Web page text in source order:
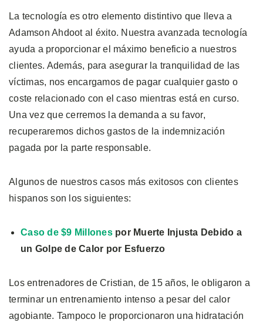
La tecnología es otro elemento distintivo que lleva a
Adamson Ahdoot al éxito. Nuestra avanzada tecnología
ayuda a proporcionar el máximo beneficio a nuestros
clientes. Además, para asegurar la tranquilidad de las
víctimas, nos encargamos de pagar cualquier gasto o
coste relacionado con el caso mientras está en curso.
Una vez que cerremos la demanda a su favor,
recuperaremos dichos gastos de la indemnización
pagada por la parte responsable.
Algunos de nuestros casos más exitosos con clientes
hispanos son los siguientes:
Caso de $9 Millonespor Muerte Injusta Debido a
un Golpe de Calor por Esfuerzo
Los entrenadores de Cristian, de 15 años, le obligaron a
terminar un entrenamiento intenso a pesar del calor
agobiante. Tampoco le proporcionaron una hidratación